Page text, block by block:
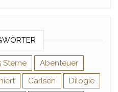
Sterne
Abenteuer
Carlsen
Dilogie